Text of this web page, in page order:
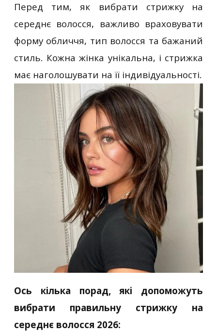
Перед тим, як вибрати стрижку на
середнє волосся, важливо враховувати
форму обличчя, тип волосся та бажаний
стиль. Кожна жінка унікальна, і стрижка
має наголошувати на її індивідуальності.
Ось кілька порад, які допоможуть
вибрати правильну стрижку на
середнє волосся 2026: